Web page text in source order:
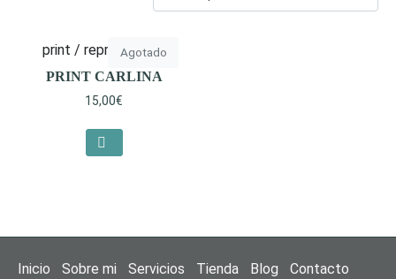
Agotado
print / reproducción
PRINT CARLINA
15,00€
Inicio Sobre mi Servicios Tienda Blog
Contacto